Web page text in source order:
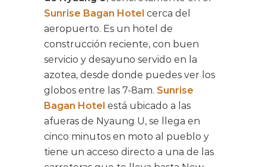
Sunrise Bagan Hotel cerca del
aeropuerto. Es un hotel de
construcción reciente, con buen
servicio y desayuno servido en la
azotea, desde donde puedes ver los
globos entre las 7-8am. Sunrise
Bagan Hotel está ubicado a las
afueras de Nyaung U, se llega en
cinco minutos en moto al pueblo y
tiene un acceso directo a una de las